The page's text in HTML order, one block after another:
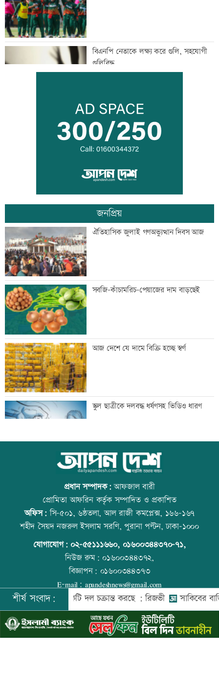
বিএনপি নেতাকে লক্ষ্য করে গুলি, সহযোগী
গুলিবিদ্ধ
কর্মক্ষেত্রে দায়িত্ব পালনও ইবাদতের অংশ
শিশুদের সুরক্ষায় ব্যর্থ, মেটাকে সাড়ে ১১
হাজার কোটি টাকা জরিমানা
এক দিনের ব্যবধানে কমলো স্বর্ণের দাম, আজ
থেকেই কার্যকর
বগি লাইনচ্যুত, ঢাকা-ময়মনসিংহ রেল চলাচল
বন্ধ
যৌথ প্রতিরক্ষা চুক্তি স্বাক্ষরের পথে সৌদি-
তুরস্ক-পাকিস্তান
বিশ্ববাজারে ফের বাড়ল জ্বালানি তেলের দাম
সিলেটে দুই বাসের সংঘর্ষে প্রাণ গেল
আটজনের
দুপুরের মধ্যে ঝোড়ো হাওয়াসহ বজ্রবৃষ্টি হতে
পারে যেসব অঞ্চলে
ডিএমপির ১২ ঊর্ধ্বতন কর্মকর্তাকে বদলি
জন্মসূত্রে নাগরিকত্ব সীমিত করতে ট্রাম্পের
জনপ্রিয়
ঐতিহাসিক জুলাই গণঅভ্যুত্থান দিবস আজ
সবজি-কাঁচামরিচ-পেয়াজের দাম বাড়ছেই
আজ দেশে যে দামে বিক্রি হচ্ছে স্বর্ণ
স্কুল ছাত্রীকে দলবদ্ধ ধর্ষণসহ ভিডিও ধারণ
আজ বিশ্ব বন্ধু দিবস
প্রতিমন্ত্রীকে ঘিরে ভাইরাল ভিডিওতে ছবি
জুড়ে অপপ্রচার: এলিন
কোরআন-হাদিসে নামাজ না পড়ার শাস্তি
বিশ্ব মাতৃদুগ্ধ দিবস আজ
প্রধান সম্পাদক:আফজাল বারী
প্রোমিতা আফরিন কর্তৃক সম্পাদিত ও প্রকাশিত
অফিস:সি-৫০১, ৬ষ্ঠতলা, আল রাজী কমপ্লেক্স, ১৬৬-১৬৭
শহীদ সৈয়দ নজরুল ইসলাম সরণি, পুরানা পল্টন, ঢাকা-১০০০
যোগাযোগ: ০২-৫৫১১১৬৬০, ০১৬০০৩৪৪৩৭০-৭১,
নিউজ রুম:০১৬০০৩৪৪৩৭২,
বিজ্ঞাপন: ০১৬০০৩৪৪৩৭৩
E-mail: apandeshnews@gmail.com
©২০২৬ |আপন দেশ ডটকমকর্তৃক সর্বসত্ব ® সংরক্ষিত | উন্নয়নে
ইমিথমেকারস.কম
শীর্ষ সংবাদ:
বিরুদ্ধে একটি দল চক্রান্ত করছে : রিজভী সাকিবের বাড়িতে